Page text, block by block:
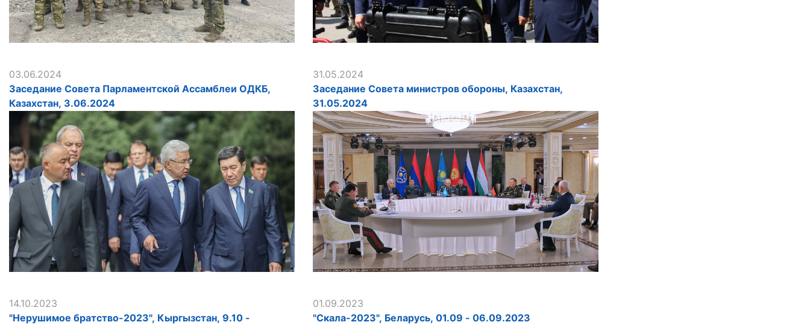
03.06.2024
Заседание Совета Парламентской Ассамблеи ОДКБ,
Казахстан, 3.06.2024
31.05.2024
Заседание Совета министров обороны, Казахстан,
31.05.2024
14.10.2023
"Нерушимое братство-2023", Кыргызстан, 9.10 -
01.09.2023
"Скала-2023", Беларусь, 01.09 - 06.09.2023